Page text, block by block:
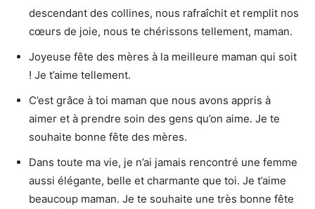
descendant des collines, nous rafraîchit et remplit nos
cœurs de joie, nous te chérissons tellement, maman.
Joyeuse fête des mères à la meilleure maman qui soit
! Je t’aime tellement.
C’est grâce à toi maman que nous avons appris à
aimer et à prendre soin des gens qu’on aime. Je te
souhaite bonne fête des mères.
Dans toute ma vie, je n’ai jamais rencontré une femme
aussi élégante, belle et charmante que toi. Je t’aime
beaucoup maman. Je te souhaite une très bonne fête